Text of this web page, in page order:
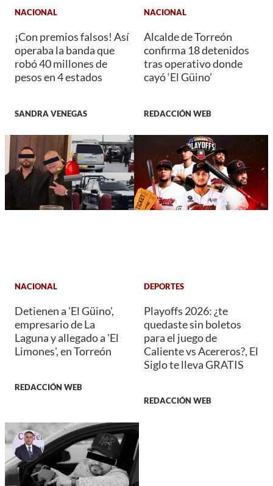
NACIONAL
¡Con premios falsos! Así
operaba la banda que
robó 40 millones de
pesos en 4 estados
SANDRA VENEGAS
NACIONAL
Alcalde de Torreón
confirma 18 detenidos
tras operativo donde
cayó ‘El Güino’
REDACCIÓN WEB
NACIONAL
Detienen a 'El Güino',
empresario de La
Laguna y allegado a 'El
Limones', en Torreón
REDACCIÓN WEB
DEPORTES
Playoffs 2026: ¿te
quedaste sin boletos
para el juego de
Caliente vs Acereros?, El
Siglo te lleva GRATIS
REDACCIÓN WEB